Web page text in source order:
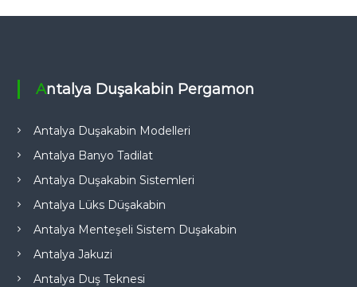
Antalya Duşakabin Pergamon
Antalya Duşakabin Modelleri
Antalya Banyo Tadilat
Antalya Duşakabin Sistemleri
Antalya Lüks Düşakabin
Antalya Menteşeli Sistem Duşakabin
Antalya Jakuzi
Antalya Duş Teknesi